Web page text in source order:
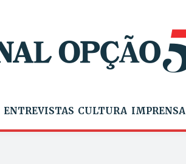
ENTREVISTAS CULTURA IMPRENSA